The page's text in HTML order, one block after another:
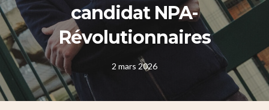
candidat NPA-
Révolutionnaires
2 mars 2026